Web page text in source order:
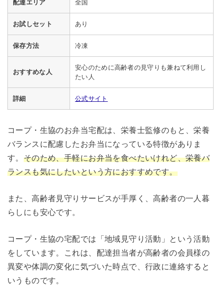
配達エリア 全国
お試しセット あり
保存方法 冷凍
おすすめな人
安心のために高齢者の見守りも兼ねて利用し
たい人
詳細 公式サイト
コープ・生協のお弁当宅配は、栄養士監修のもと、栄養
バランスに配慮したお弁当になっている特徴がありま
す。 そのため、手軽にお弁当を食べたいけれど、栄養バ
ランスも気にしたいという方におすすめです。
また、高齢者見守りサービスが手厚く、高齢者の一人暮
らしにも安心です。
コープ・生協の宅配では「地域見守り活動」という活動
をしています。これは、配達担当者が高齢者の会員様の
異変や体調の変化に気づいた時点で、行政に連絡すると
いうものです。